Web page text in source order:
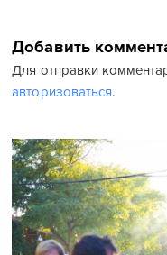
Добавить
Для отправки
авторизоваться.